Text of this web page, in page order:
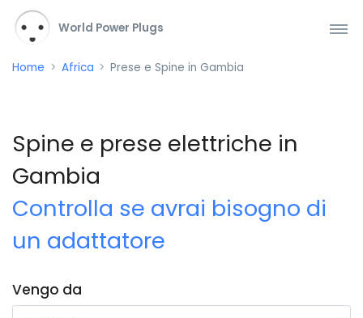
World Power Plugs
Home Africa Prese e Spine in Gambia
Spine e prese elettriche in
Gambia
Controlla se avrai bisogno di
un adattatore
Vengo da